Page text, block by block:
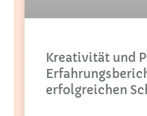
Kreativität und
erfolgreichen